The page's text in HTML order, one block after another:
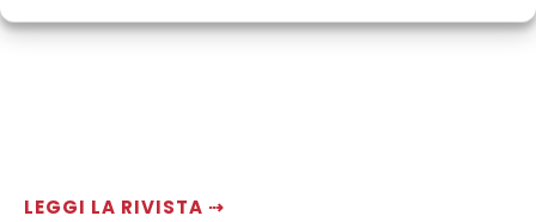
LEGGI LA RIVISTA ⇢